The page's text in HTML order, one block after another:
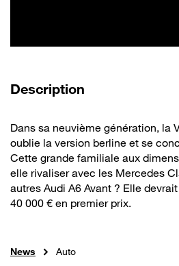
Description
Dans sa neuvième génération, la
oublie la version berline et se
Cette grande familiale aux
elle rivaliser avec les Mercedes
autres Audi A6 Avant ? Elle
40 000 € en premier prix.
News Auto